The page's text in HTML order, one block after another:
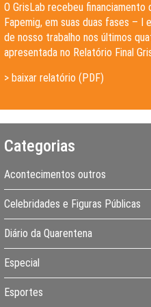
O GrisLab recebeu financiamento
Fapemig, em suas duas fases – I
de nosso trabalho nos últimos
apresentada no Relatório Final
> baixar relatório (PDF)
Categorias
Acontecimentos outros
Celebridades e Figuras Públicas
Diário da Quarentena
Especial
Esportes